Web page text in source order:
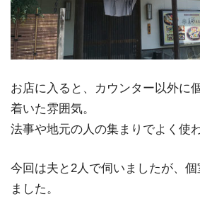
お店に入ると、カウンター以外に
着いた雰囲気。
法事や地元の人の集まりでよく使
今回は夫と2人で伺いましたが、個
ました。